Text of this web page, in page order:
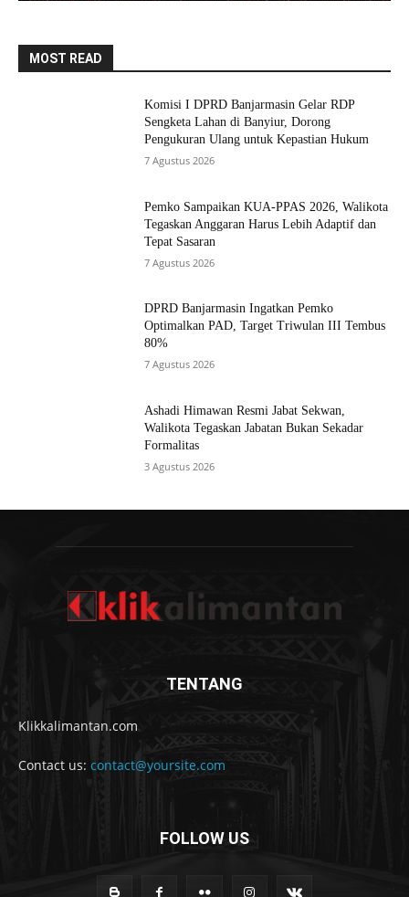
MOST READ
Komisi I DPRD Banjarmasin Gelar RDP
Sengketa Lahan di Banyiur, Dorong
Pengukuran Ulang untuk Kepastian Hukum
7 Agustus 2026
Pemko Sampaikan KUA-PPAS 2026, Walikota
Tegaskan Anggaran Harus Lebih Adaptif dan
Tepat Sasaran
7 Agustus 2026
DPRD Banjarmasin Ingatkan Pemko
Optimalkan PAD, Target Triwulan III Tembus
80%
7 Agustus 2026
Ashadi Himawan Resmi Jabat Sekwan,
Walikota Tegaskan Jabatan Bukan Sekadar
Formalitas
3 Agustus 2026
TENTANG
Klikkalimantan.com
Contact us: contact@yoursite.com
FOLLOW US